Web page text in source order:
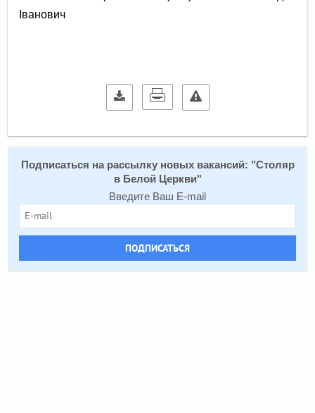
Іванович
Подписаться на расcылку новых вакансий: "Столяр
в Белой Церкви"
Введите Ваш E-mail
ПОДПИСАТЬСЯ